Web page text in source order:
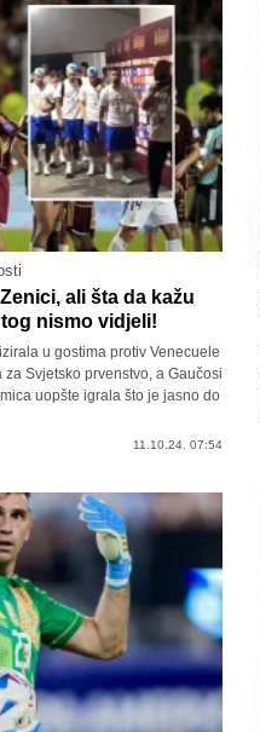
ali šta da kažu
nismo vidjeli!
u gostima protiv Venecuele
Svjetsko prvenstvo, a Gaučosi
uopšte igrala što je jasno do
11.10.24. 07:54